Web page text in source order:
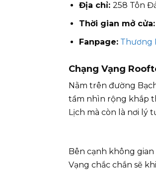
Địa chỉ: 258 Tôn
Thời gian mở cửa:
Fanpage: Thương
Chạng Vạng
Nằm trên đường
tầm nhìn rộng khắp
Lịch mà còn là nơi lý
Bên cạnh không
Vạng chắc chắn sẽ